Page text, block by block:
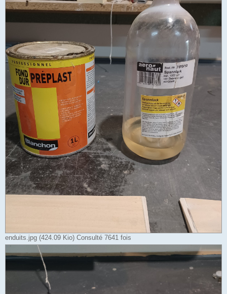
enduits.jpg (424.09 Kio) Consulté 7641 fois